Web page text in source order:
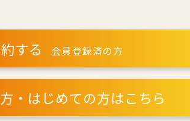
する 会員登録済の方
・はじめての方はこちら